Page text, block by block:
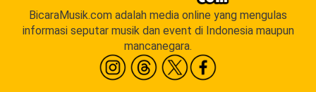
BicaraMusik.com adalah media online yang mengulas
informasi seputar musik dan event di Indonesia maupun
mancanegara.